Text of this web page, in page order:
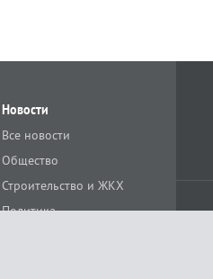
Новости
Все новости
Общество
Строительство и ЖКХ
Политика